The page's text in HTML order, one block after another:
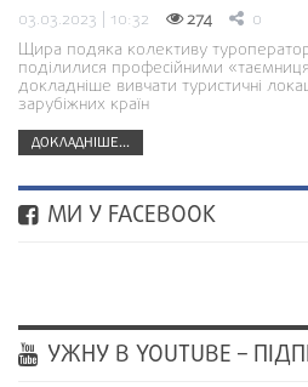
03.03.2023 | 10:32 274 0
Щира подяка колективу
поділилися професійними
докладніше вивчати туристичні
зарубіжних країн
ДОКЛАДНІШЕ...
МИ У FACEBOOK
УЖНУ В YOUTUBE –